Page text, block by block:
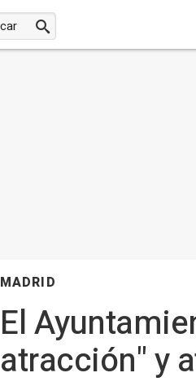
MADRID
El
atracción" y